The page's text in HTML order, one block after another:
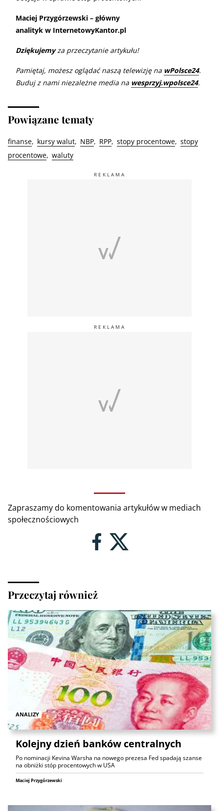
Maciej Przygórzewski – główny
analityk w InternetowyKantor.pl
Dziękujemyza przeczytanie artykułu!
Pamiętaj, możesz oglądać naszą telewizję na wPolsce24.
Buduj z nami niezależne media na wesprzyj.wpolsce24.
Powiązane tematy
finanse kursy walut NBP RPP stopy procentowe stopy
procentowe waluty
Zapraszamy do komentowania artykułów w mediach
społecznościowych
Przeczytaj również
ANALIZY
Kolejny dzień banków centralnych
Po nominacji Kevina Warsha na nowego prezesa Fed spadają szanse
na obniżki stóp procentowych w USA
Maciej Przygórzewski